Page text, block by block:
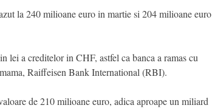
la 240 milioane euro in martie si 204 milioane euro
lei a creditelor in CHF, astfel ca banca a ramas cu
Raiffeisen Bank International (RBI).
de 210 milioane euro, adica aproape un miliard